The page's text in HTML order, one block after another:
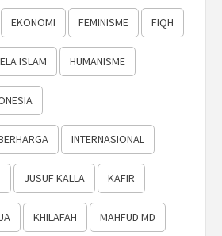
EKONOMI FEMINISME FIQH
ISLAM HUMANISME
INTERNASIONAL
JUSUF KALLA KAFIR
KHILAFAH MAHFUD MD